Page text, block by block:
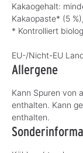
Kakaogehalt:
Kakaopaste* (5
* Kontrolliert
EU-/Nicht-EU
Allergene
Kann Spuren von
enthalten. Kann
enthalten.